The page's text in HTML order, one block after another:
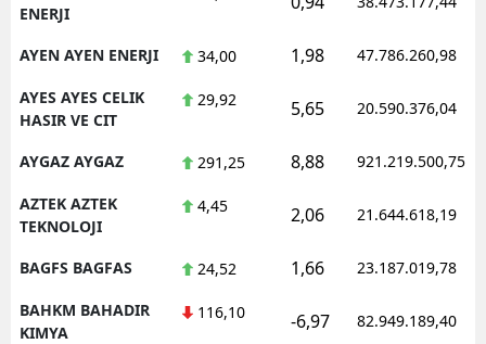
ENERJI
AYEN AYEN ENERJI 34,00 1,98 47.786.260,98
AYES AYES CELIK
HASIR VE CIT
29,92 5,65 20.590.376,04
AYGAZ AYGAZ 291,25 8,88 921.219.500,75
AZTEK AZTEK
TEKNOLOJI
4,45 2,06 21.644.618,19
BAGFS BAGFAS 24,52 1,66 23.187.019,78
BAHKM BAHADIR
KIMYA
116,10 -6,97 82.949.189,40